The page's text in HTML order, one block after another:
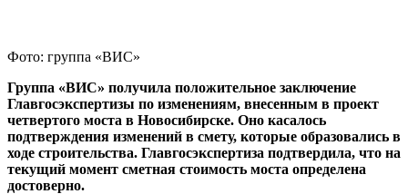
Фото: группа «ВИС»
Группа «ВИС» получила положительное заключение
Главгосэкспертизы по изменениям, внесенным в проект
четвертого моста в Новосибирске. Оно касалось
подтверждения изменений в смету, которые образовались в
ходе строительства. Главгосэкспертиза подтвердила, что на
текущий момент сметная стоимость моста определена
достоверно.